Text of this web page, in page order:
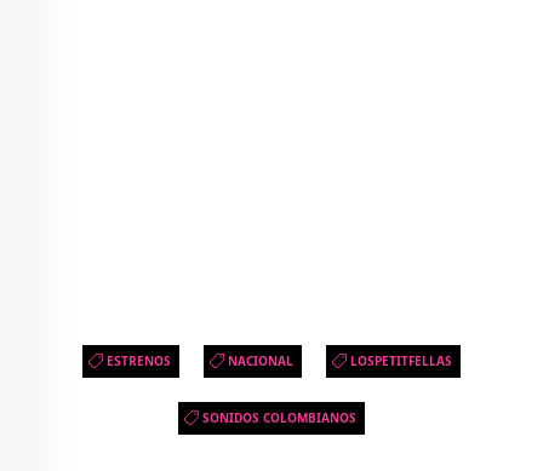
ESTRENOS NACIONAL LOSPETITFELLAS
SONIDOS COLOMBIANOS